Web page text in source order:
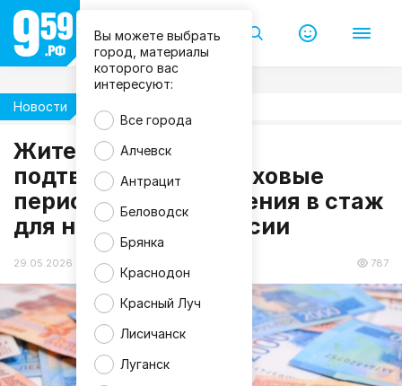
Вы можете выбрать
город, материалы
которого вас
интересуют:
Все города
Алчевск
Антрацит
Беловодск
Брянка
Краснодон
Красный Луч
Лисичанск
Луганск
Новости
Жители ЛНР смогут
подтвердить нестраховые
периоды для включения в стаж
для начисления пенсии
29.05.2026 18:05 787
M
a
g
n
i
f
c